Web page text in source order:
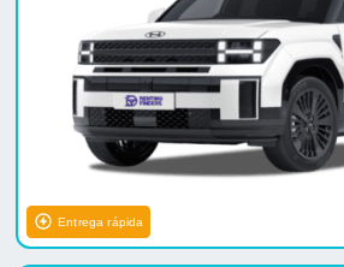
Entrega rápida